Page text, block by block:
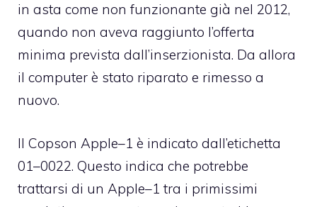
in asta come non funzionante già nel 2012,
quando non aveva raggiunto l’offerta
minima prevista dall’inserzionista. Da allora
il computer è stato riparato e rimesso a
nuovo.
Il Copson Apple–1 è indicato dall’etichetta
01–0022. Questo indica che potrebbe
trattarsi di un Apple–1 tra i primissimi